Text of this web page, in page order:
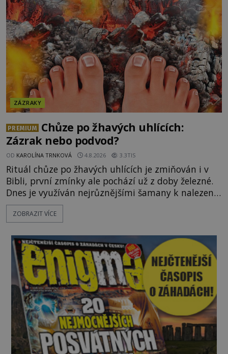
následně nalezne schovaný kokain. Tímto
momentem se slavnému
ZÁZRAKY
PREMIUM
Chůze po žhavých uhlících:
Zázrak nebo podvod?
OD KAROLÍNA TRNKOVÁ 4.8.2026 3.3TIS
Rituál chůze po žhavých uhlících je zmiňován i v
Bibli, první zmínky ale pochází už z doby železné.
Dnes je využíván nejrůznějšími šamany k nalezení
spirituální síly či vnitřního klidu. Jak funguje a proč
si při něm člověk nepopálí nohy, což bylo
nadpřirozeného? Histori
ZOBRAZIT VÍCE